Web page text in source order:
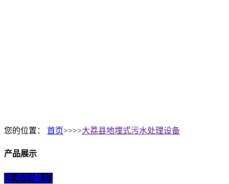
您的位置： 首页>>>>大荔县地埋式污水处理设备
产品展示
医用制氧机